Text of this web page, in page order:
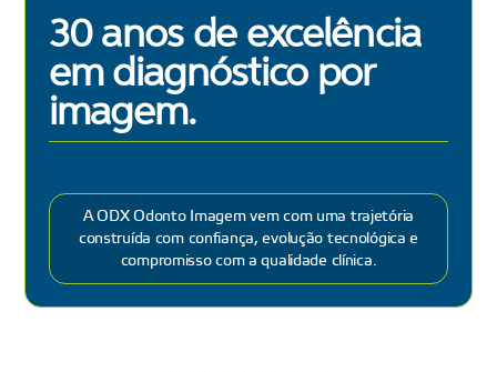
30 anos de excelência
em diagnóstico por
imagem.
A ODX Odonto Imagem vem com uma trajetória
construída com confiança, evolução tecnológica e
compromisso com a qualidade clínica.